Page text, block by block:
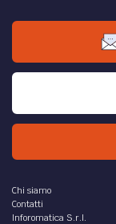
Chi siamo
Contatti
Inforomatica S.r.l.